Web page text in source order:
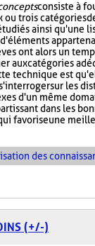
consiste à
trois catégories
ainsi qu'une
ont alors un
aux catégories
technique est
sur les
d'un même
dans les
favorise une
des
(+/-)